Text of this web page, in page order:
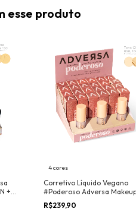
esse produto
+
4 cores
Corretivo Líquido Vegano
#Poderoso Adversa
BOX COM 24UN
R$239,90